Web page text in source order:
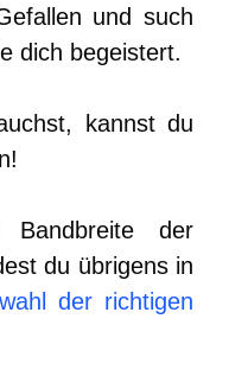
und such
dich begeistert.
kannst du
der
du übrigens in
der richtigen